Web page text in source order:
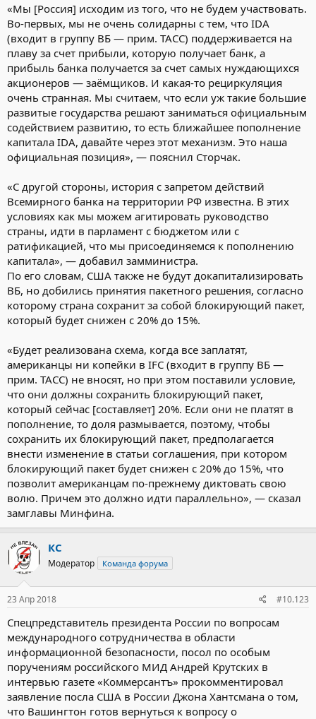
«Мы [Россия] исходим из того, что не будем участвовать.
Во-первых, мы не очень солидарны с тем, что IDA
(входит в группу ВБ — прим. ТАСС) поддерживается на
плаву за счет прибыли, которую получает банк, а
прибыль банка получается за счет самых нуждающихся
акционеров — заёмщиков. И какая-то рециркуляция
очень странная. Мы считаем, что если уж такие большие
развитые государства решают заниматься официальным
содействием развитию, то есть ближайшее пополнение
капитала IDA, давайте через этот механизм. Это наша
официальная позиция», — пояснил Сторчак.
«С другой стороны, история с запретом действий
Всемирного банка на территории РФ известна. В этих
условиях как мы можем агитировать руководство
страны, идти в парламент с бюджетом или с
ратификацией, что мы присоединяемся к пополнению
капитала», — добавил замминистра.
По его словам, США также не будут докапитализировать
ВБ, но добились принятия пакетного решения, согласно
которому страна сохранит за собой блокирующий пакет,
который будет снижен с 20% до 15%.
«Будет реализована схема, когда все заплатят,
американцы ни копейки в IFC (входит в группу ВБ —
прим. ТАСС) не вносят, но при этом поставили условие,
что они должны сохранить блокирующий пакет,
который сейчас [составляет] 20%. Если они не платят в
пополнение, то доля размывается, поэтому, чтобы
сохранить их блокирующий пакет, предполагается
внести изменение в статьи соглашения, при котором
блокирующий пакет будет снижен с 20% до 15%, что
позволит американцам по-прежнему диктовать свою
волю. Причем это должно идти параллельно», — сказал
замглавы Минфина.
КС
Модератор Команда форума
23 Апр 2018 #10.123
Спецпредставитель президента России по вопросам
международного сотрудничества в области
информационной безопасности, посол по особым
поручениям российского МИД Андрей Крутских в
интервью газете «Коммерсантъ» прокомментировал
заявление посла США в России Джона Хантсмана о том,
что Вашингтон готов вернуться к вопросу о